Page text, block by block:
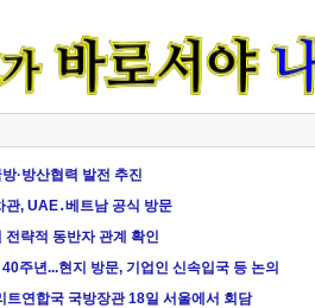
·방산협력 발전 추진
관, UAE․베트남 공식 방문
전략적 동반자 관계 확인
주년...현지 방문, 기업인 신속입국 등 논의
트연합국 국방장관 18일 서울에서 회담